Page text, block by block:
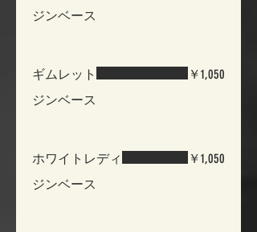
ジンベース
ギムレット
ジンベース
￥1,050
ホワイトレディ
ジンベース
￥1,050